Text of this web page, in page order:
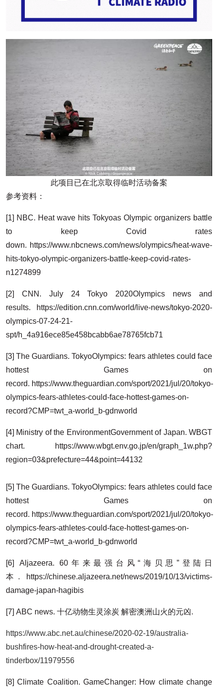
此项目已在北京取得临时活动备案
参考资料：
[1] NBC. Heat wave hits Tokyoas Olympic organizers battle
to keep Covid rates
down. https://www.nbcnews.com/news/olympics/heat-wave-
hits-tokyo-olympic-organizers-battle-keep-covid-rates-
n1274899
[2] CNN. July 24 Tokyo 2020Olympics news and
results. https://edition.cnn.com/world/live-news/tokyo-2020-
olympics-07-24-21-
spt/h_4a916ece85e458bcabb6ae78765fcb71
[3] The Guardians. TokyoOlympics: fears athletes could face
hottest Games on
record. https://www.theguardian.com/sport/2021/jul/20/tokyo-
olympics-fears-athletes-could-face-hottest-games-on-
record?CMP=twt_a-world_b-gdnworld
[4] Ministry of the EnvironmentGovernment of Japan. WBGT
chart. https://www.wbgt.env.go.jp/en/graph_1w.php?
region=03&prefecture=44&point=44132
[5] The Guardians. TokyoOlympics: fears athletes could face
hottest Games on
record. https://www.theguardian.com/sport/2021/jul/20/tokyo-
olympics-fears-athletes-could-face-hottest-games-on-
record?CMP=twt_a-world_b-gdnworld
[6] Aljazeera. 60年来最强台风“海贝思”登陆日
本. https://chinese.aljazeera.net/news/2019/10/13/victims-
damage-japan-hagibis
[7] ABC news. 十亿动物生灵涂炭 解密澳洲山火的元凶.
https://www.abc.net.au/chinese/2020-02-19/australia-
bushfires-how-heat-and-drought-created-a-
tinderbox/11979556
[8] Climate Coalition. GameChanger: How climate change